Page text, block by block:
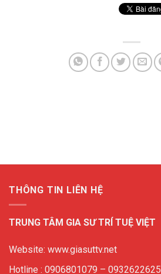
THÔNG TIN LIÊN HỆ
TRUNG TÂM GIA SƯ TRÍ TUỆ VIỆT
Website: www.giasuttv.net
Hotline : 0906801079 – 0932622625